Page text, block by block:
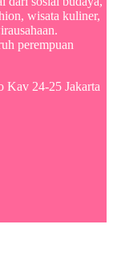
wisata kuliner,
perempuan
Kav 24-25 Jakarta